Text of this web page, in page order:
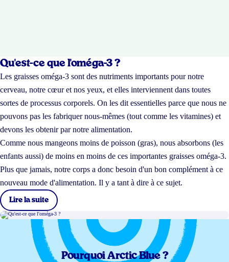
Qu'est-ce que l'oméga-3 ?
Les graisses oméga-3 sont des nutriments importants pour notre
cerveau, notre cœur et nos yeux, et elles interviennent dans toutes
sortes de processus corporels. On les dit essentielles parce que nous ne
pouvons pas les fabriquer nous-mêmes (tout comme les vitamines) et
devons les obtenir par notre alimentation.
Comme nous mangeons moins de poisson (gras), nous absorbons (les
enfants aussi) de moins en moins de ces importantes graisses oméga-3.
Plus que jamais, notre corps a donc besoin d'un bon complément à ce
nouveau mode d'alimentation. Il y a tant à dire à ce sujet.
Lire la suite
Pourquoi Arctic Blue ?